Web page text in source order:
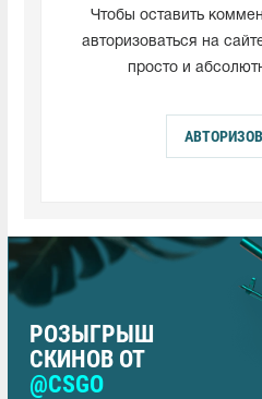
Чтобы оставить
авторизоваться на
просто и
РОЗЫГРЫШ
СКИНОВ ОТ
@CSGO